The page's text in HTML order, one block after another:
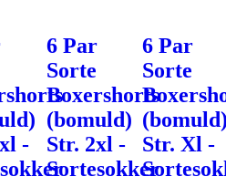
-
6 Par
Sorte
Boxershorts
(bomuld)
Str. 2xl -
Sortesokker
6 Par
Sorte
Str. Xl -